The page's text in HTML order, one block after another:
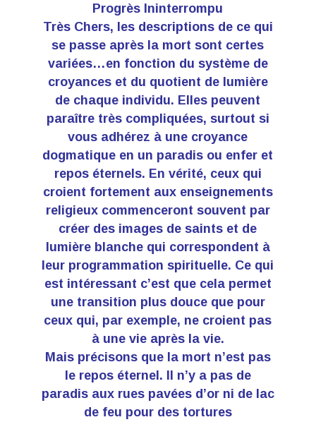
Progrès Ininterrompu
Très Chers, les descriptions de ce qui
se passe après la mort sont certes
variées…en fonction du système de
croyances et du quotient de lumière
de chaque individu. Elles peuvent
paraître très compliquées, surtout si
vous adhérez à une croyance
dogmatique en un paradis ou enfer et
repos éternels. En vérité, ceux qui
croient fortement aux enseignements
religieux commenceront souvent par
créer des images de saints et de
lumière blanche qui correspondent à
leur programmation spirituelle. Ce qui
est intéressant c’est que cela permet
une transition plus douce que pour
ceux qui, par exemple, ne croient pas
à une vie après la vie.
Mais précisons que la mort n’est pas
le repos éternel. Il n’y a pas de
paradis aux rues pavées d’or ni de lac
de feu pour des tortures